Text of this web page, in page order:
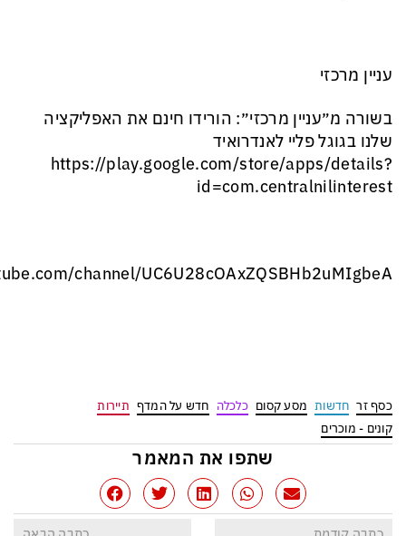
עניין מרכזי
בשורה מ״עניין מרכזי״: הורידו חינם את האפליקציה
שלנו בגוגל פליי לאנדרואיד
‏https://play.google.com/store/apps/details?
id=com.centralnilinterest
channel/UC6U28cOAxZQSBHb2uMIgbeA
כסף זר חדשות מסע קסום כלכלה חדש על המדף תיירות
קונים - מוכרים
שתפו את המאמר